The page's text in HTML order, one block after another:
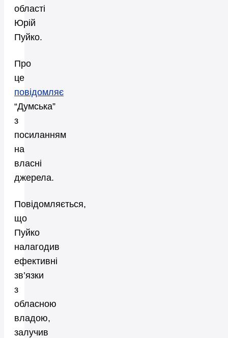
області
Юрій
Пуйко.
Про
це
повідомляє
“Думська”
з
посиланням
на
власні
джерела.
Повідомляється,
що
Пуйко
налагодив
ефективні
зв’язки
з
обласною
владою,
залучив